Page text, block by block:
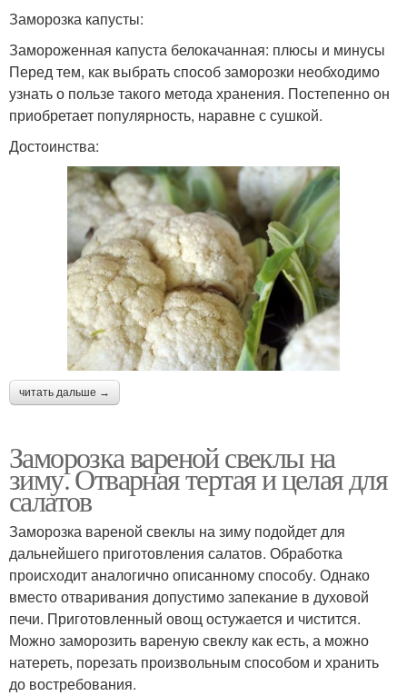
Заморозка капусты:
Замороженная капуста белокачанная: плюсы и минусы
Перед тем, как выбрать способ заморозки необходимо
узнать о пользе такого метода хранения. Постепенно он
приобретает популярность, наравне с сушкой.
Достоинства:
читать дальше →
Заморозка вареной свеклы на
зиму. Отварная тертая и целая для
салатов
Заморозка вареной свеклы на зиму подойдет для
дальнейшего приготовления салатов. Обработка
происходит аналогично описанному способу. Однако
вместо отваривания допустимо запекание в духовой
печи. Приготовленный овощ остужается и чистится.
Можно заморозить вареную свеклу как есть, а можно
натереть, порезать произвольным способом и хранить
до востребования.